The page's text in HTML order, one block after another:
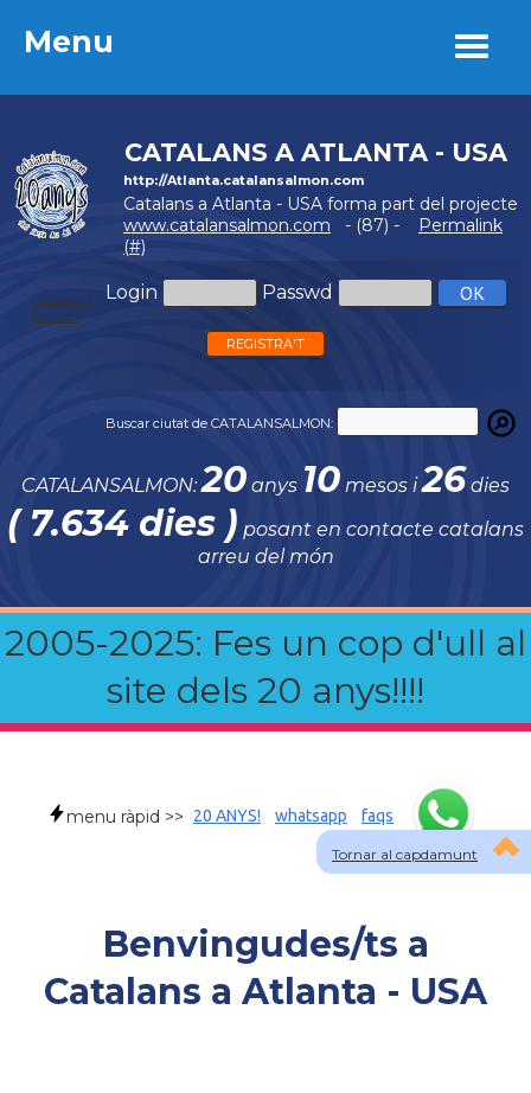
Menu
CATALANS A ATLANTA - USA
http://Atlanta.catalansalmon.com
Catalans a Atlanta - USA forma part del projecte
www.catalansalmon.com - (87) -
Permalink
(#)
Login Passwd
Password
perdut?
REGISTRA'T
Buscar ciutat de CATALANSALMON:
CATALANSALMON:20 anys 10 mesos i26 dies
( 7.634 dies ) posant en contacte catalans
arreu del món
2005-2025: Fes un cop d'ull al
site dels 20 anys!!!!
Menu
Tornar al capdamunt
menu ràpid >> 20 ANYS! whatsapp faqs
Benvingudes/ts a
Catalans a Atlanta - USA